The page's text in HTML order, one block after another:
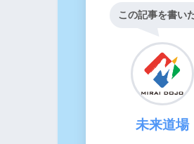
この記事を書い
未来道場